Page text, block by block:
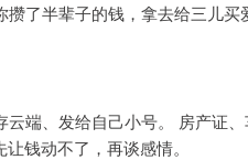
了半辈子的钱，拿去给三儿买
端、发给自己小号。 房产证
钱动不了，再谈感情。